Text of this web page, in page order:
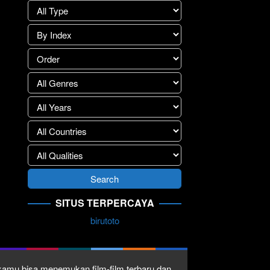
SITUS TERPERCAYA
birutoto